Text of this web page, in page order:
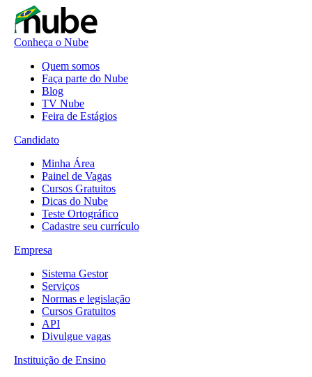
Conheça o Nube
Quem somos
Faça parte do Nube
Blog
TV Nube
Feira de Estágios
Candidato
Minha Área
Painel de Vagas
Cursos Gratuitos
Dicas do Nube
Teste Ortográfico
Cadastre seu currículo
Empresa
Sistema Gestor
Serviços
Normas e legislação
Cursos Gratuitos
API
Divulgue vagas
Instituição de Ensino